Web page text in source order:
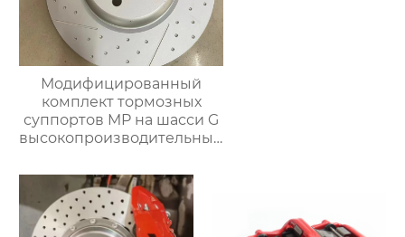
Модифицированный
комплект тормозных
суппортов MP на шасси G
высокопроизводительный
тормозов тормозной
суппорт для BMW серии
g38 g30 g12 g02